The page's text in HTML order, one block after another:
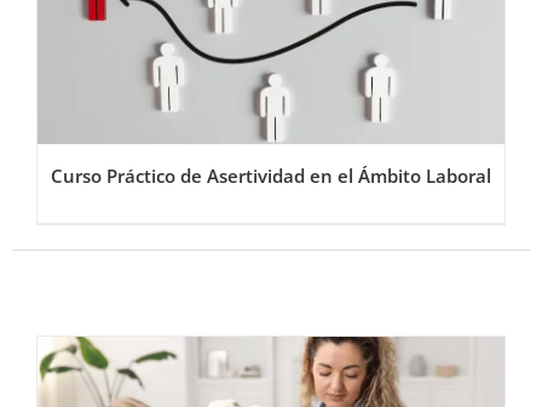
Curso Práctico de Asertividad en el Ámbito Laboral